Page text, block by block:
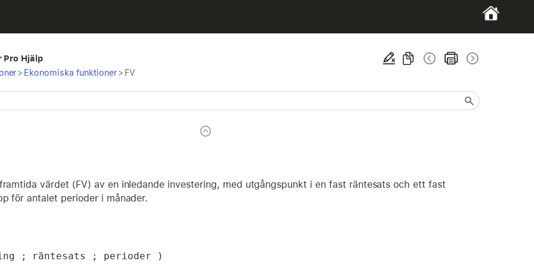
Pro Hjälp
> Ekonomiska funktioner> FV
värdet (FV) av en inledande investering, med utgångspunkt i en fast räntesats och ett fast
för antalet perioder i månader.
; räntesats ; perioder )